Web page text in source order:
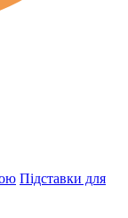
Підставки для